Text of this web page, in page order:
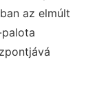
az elmúlt